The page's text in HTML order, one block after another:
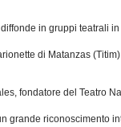
in gruppi teatrali
di Matanzas
fondatore del Teatro
grande riconoscimento